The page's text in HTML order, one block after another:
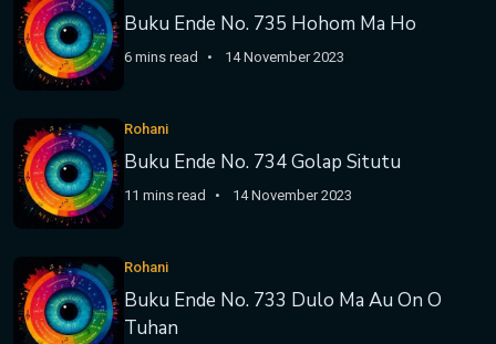
Buku Ende No. 735 Hohom Ma Ho
6 mins read 14 November 2023
Rohani
Buku Ende No. 734 Golap Situtu
11 mins read 14 November 2023
Rohani
Buku Ende No. 733 Dulo Ma Au On O
Tuhan